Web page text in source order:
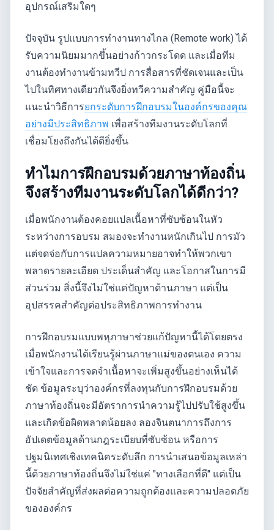
อุปกรณ์เสริมใดๆ
ปัจจุบัน รูปแบบการทำงานทางไกล (Remote work) ได้
รับความนิยมมากขึ้นอย่างก้าวกระโดด และเมื่อทีม
งานต้องทำงานข้ามทวีป การสื่อสารที่ชัดเจนและเป็น
ไปในทิศทางเดียวกันจึงยิ่งทวีความสำคัญ คู่มือนี้จะ
แนะนำวิธีการยกระดับการฝึกอบรมในองค์กรของคุณ
อย่างมีประสิทธิภาพ เพื่อสร้างทีมงานระดับโลกที่
เชื่อมโยงถึงกันได้ดียิ่งขึ้น
ทำไมการฝึกอบรมด้วยภาษาท้องถิ่น
จึงสร้างทีมงานระดับโลกได้ดีกว่า?
เมื่อพนักงานต้องคอยแปลเนื้อหาที่ซับซ้อนในหัว
ระหว่างการอบรม สมองจะทำงานหนักเกินไป การมัว
แต่จดจ่อกับการแปลความหมายอาจทำให้พวกเขา
พลาดรายละเอียด ประเด็นสำคัญ และโอกาสในการมี
ส่วนร่วม สิ่งนี้จึงไม่ใช่แค่ปัญหาด้านภาษา แต่เป็น
อุปสรรคสำคัญต่อประสิทธิภาพการทำงาน
การฝึกอบรมแบบพหุภาษาช่วยแก้ปัญหานี้ได้โดยตรง
เมื่อพนักงานได้เรียนรู้ผ่านภาษาแม่ของตนเอง ความ
เข้าใจและการจดจำเนื้อหาจะเพิ่มสูงขึ้นอย่างเห็นได้
ชัด ข้อมูลระบุว่าองค์กรที่ลงทุนกับการฝึกอบรมด้วย
ภาษาท้องถิ่นจะมีอัตราการนำความรู้ไปปรับใช้สูงขึ้น
และเกิดข้อผิดพลาดน้อยลง ลองจินตนาการถึงการ
อัปเดตข้อมูลด้านกฎระเบียบที่ซับซ้อน หรือการ
ปฐมนิเทศเชิงเทคนิคระดับลึก การนำเสนอข้อมูลเหล่า
นี้ด้วยภาษาท้องถิ่นจึงไม่ใช่แค่ "ทางเลือกที่ดี" แต่เป็น
ปัจจัยสำคัญที่ส่งผลต่อความถูกต้องและความปลอดภัย
ขององค์กร